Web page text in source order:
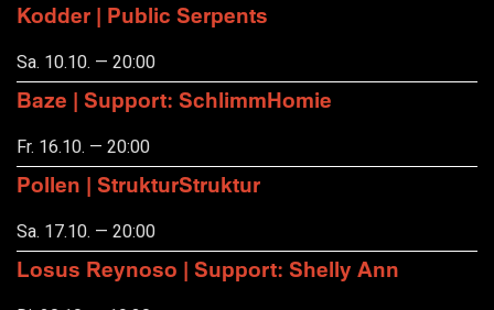
Kodder | Public Serpents
Sa. 10.10. — 20:00
Baze | Support: SchlimmHomie
Fr. 16.10. — 20:00
Pollen | StrukturStruktur
Sa. 17.10. — 20:00
Losus Reynoso | Support: Shelly Ann